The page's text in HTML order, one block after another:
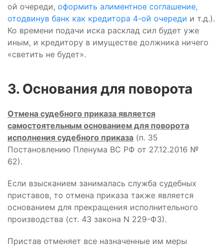
ой очереди, оформить алиментное соглашение,
отодвинув банк как кредитора 4-ой очереди и т.д.).
Ко времени подачи иска расклад сил будет уже
иным, и кредитору в имуществе должника ничего
«светить не будет».
3. Основания для поворота
Отмена судебного приказа является
самостоятельным основанием для поворота
исполнения судебного приказа (п. 35
Постановлению Пленума ВС РФ от 27.12.2016 №
62).
Если взысканием занималась служба судебных
приставов, то отмена приказа также является
основанием для прекращения исполнительного
производства (ст. 43 закона N 229-ФЗ).
Пристав отменяет все назначенные им меры